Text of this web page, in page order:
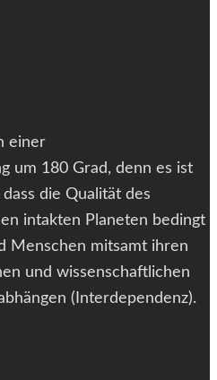
einer
um 180 Grad, denn es ist
die Qualität des
intakten Planeten bedingt
Menschen mitsamt ihren
und wissenschaftlichen
(Interdependenz).